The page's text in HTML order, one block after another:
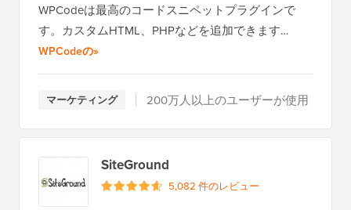
WPCodeは最高のコードスニペットプラグインで
す。カスタムHTML、PHPなどを追加できます…
WPCodeの全レビューを読む
»
マーケティング 200万人以上のユーザーが使用
SiteGround
5,082 件のレビュー